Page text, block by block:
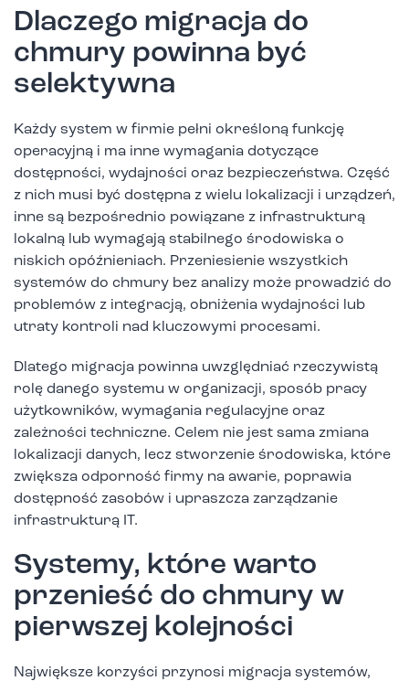
Dlaczego migracja do
chmury powinna być
selektywna
Każdy system w firmie pełni określoną funkcję
operacyjną i ma inne wymagania dotyczące
dostępności, wydajności oraz bezpieczeństwa. Część
z nich musi być dostępna z wielu lokalizacji i urządzeń,
inne są bezpośrednio powiązane z infrastrukturą
lokalną lub wymagają stabilnego środowiska o
niskich opóźnieniach. Przeniesienie wszystkich
systemów do chmury bez analizy może prowadzić do
problemów z integracją, obniżenia wydajności lub
utraty kontroli nad kluczowymi procesami.
Dlatego migracja powinna uwzględniać rzeczywistą
rolę danego systemu w organizacji, sposób pracy
użytkowników, wymagania regulacyjne oraz
zależności techniczne. Celem nie jest sama zmiana
lokalizacji danych, lecz stworzenie środowiska, które
zwiększa odporność firmy na awarie, poprawia
dostępność zasobów i upraszcza zarządzanie
infrastrukturą IT.
Systemy, które warto
przenieść do chmury w
pierwszej kolejności
Największe korzyści przynosi migracja systemów,